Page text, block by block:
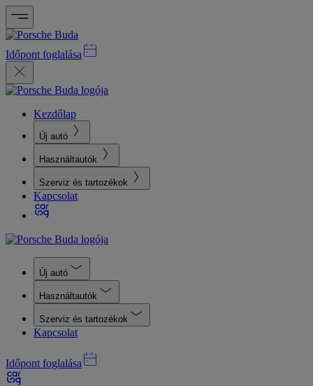
Időpont foglalása
Kezdőlap
Új autó
Használtautók
Szerviz és tartozékok
Kapcsolat
Új autó
Használtautók
Szerviz és tartozékok
Kapcsolat
Időpont foglalása